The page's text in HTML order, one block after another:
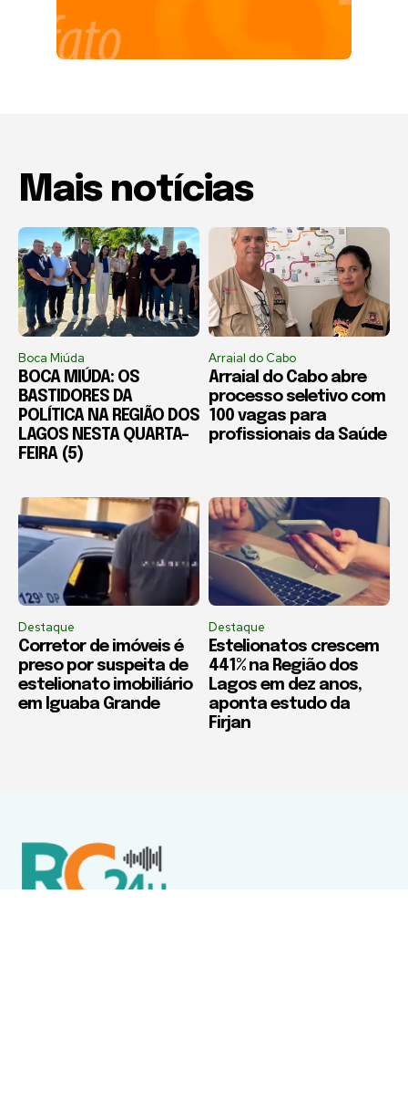
Mais notícias
Boca Miúda
BOCA MIÚDA: OS
BASTIDORES DA
POLÍTICA NA REGIÃO DOS
LAGOS NESTA QUARTA-
FEIRA (5)
Arraial do Cabo
Arraial do Cabo abre
processo seletivo com
100 vagas para
profissionais da Saúde
Destaque
Corretor de imóveis é
preso por suspeita de
estelionato imobiliário
em Iguaba Grande
Destaque
Estelionatos crescem
441% na Região dos
Lagos em dez anos,
aponta estudo da
Firjan